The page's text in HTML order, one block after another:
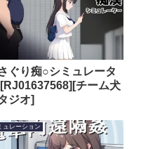
ぐり痴○シミュレータ
チーム犬
ジオ]
ュレーション